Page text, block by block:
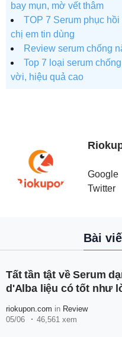
bay mụn, mờ vết thâm
TOP 7 Serum phục
chị em tin dùng
Review serum chống
Top 7 loại serum
vời, hiệu quả cao
Google
Twitter
Bài
Tất tần tật về Serum
d'Alba liệu có tốt như
riokupon.com in Review
05/06
46,561 xem